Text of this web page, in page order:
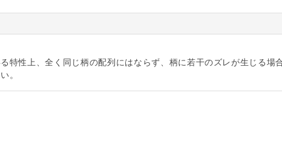
特性上、全く同じ柄の配列にはならず、柄に若干のズレが生じる
。